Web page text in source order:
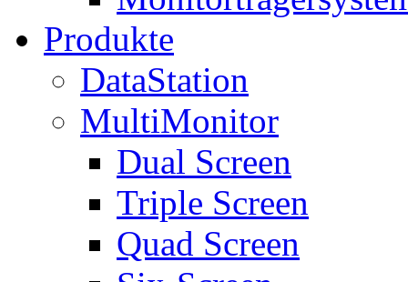
Produkte
DataStation
MultiMonitor
Dual Screen
Triple Screen
Quad Screen